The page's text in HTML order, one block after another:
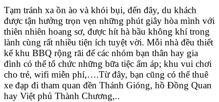
Tạm tránh xa ồn ào và khói bụi, đến đây, du khách
được tận hưởng trọn vẹn những phút giây hòa mình với
thiên nhiên hoang sơ, được hít hà bầu không khí trong
lành cùng rất nhiều tiện ích tuyệt vời. Mỗi nhà đều thiết
kế khu BBQ rộng rãi để các nhóm bạn thân hay gia
đình có thể tổ chức những bữa tiệc ấm áp; khu vui chơi
cho trẻ, wifi miễn phí,….Từ đây, bạn cũng có thể thuê
xe đạp đi tham quan đền Thánh Gióng, hồ Đồng Quan
hay Việt phủ Thành Chương,..